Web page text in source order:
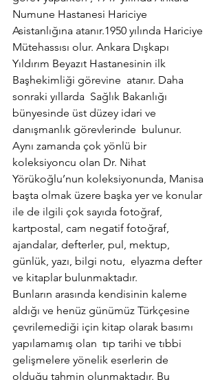
Numune Hastanesi Hariciye
Asistanlığına atanır.1950 yılında Hariciye
Mütehassısı olur. Ankara Dışkapı
Yıldırım Beyazıt Hastanesinin ilk
Başhekimliği görevine  atanır. Daha
sonraki yıllarda  Sağlık Bakanlığı
bünyesinde üst düzey idari ve
danışmanlık görevlerinde  bulunur.
Aynı zamanda çok yönlü bir
koleksiyoncu olan Dr. Nihat
Yörükoğlu’nun koleksiyonunda, Manisa
başta olmak üzere başka yer ve konular
ile de ilgili çok sayıda fotoğraf,
kartpostal, cam negatif fotoğraf,
ajandalar, defterler, pul, mektup,
günlük, yazı, bilgi notu,  elyazma defter
ve kitaplar bulunmaktadır.
Bunların arasında kendisinin kaleme
aldığı ve henüz günümüz Türkçesine
çevrilemediği için kitap olarak basımı
yapılamamış olan  tıp tarihi ve tıbbi
gelişmelere yönelik eserlerin de
olduğu tahmin olunmaktadır. Bu